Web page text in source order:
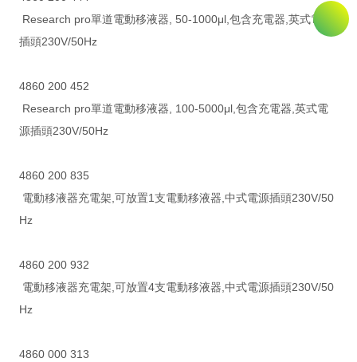
Research pro單道電動移液器, 50-1000μl,包含充電器,英式電源
插頭230V/50Hz
4860 200 452
Research pro單道電動移液器, 100-5000μl,包含充電器,英式電
源插頭230V/50Hz
4860 200 835
電動移液器充電架,可放置1支電動移液器,中式電源插頭230V/50
Hz
4860 200 932
電動移液器充電架,可放置4支電動移液器,中式電源插頭230V/50
Hz
4860 000 313